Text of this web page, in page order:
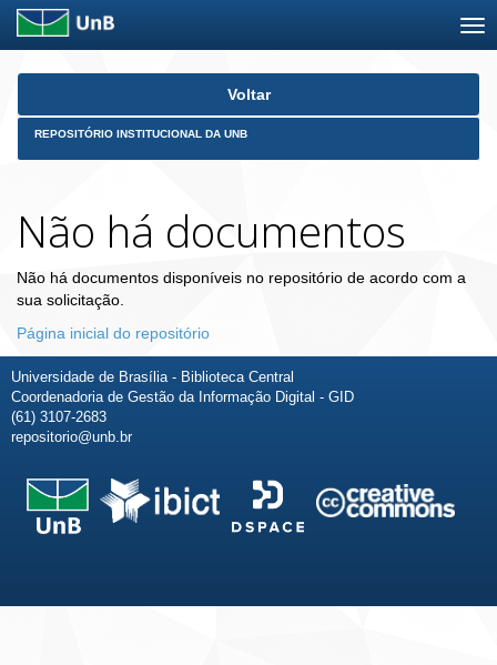
Skip
Voltar
REPOSITÓRIO INSTITUCIONAL DA UNB
Não há documentos
Não há documentos disponíveis no repositório de acordo com a
sua solicitação.
Página inicial do repositório
Universidade de Brasília - Biblioteca Central
Coordenadoria de Gestão da Informação Digital - GID
(61) 3107-2683
repositorio@unb.br